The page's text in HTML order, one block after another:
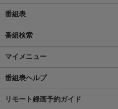
番組表
番組検索
マイメニュー
番組表ヘルプ
リモート録画予約ガイド